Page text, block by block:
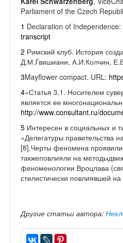
Parliament of the Czech
1 Declaration of
transcript
2 Римский клуб. История
Д.М.Гвишиани, А.И.Колчин,
3Mayflower compact. URL:
4«Статья 3.1. Носителем
является ее
http://www.consultant.ru/
5 Интересен в социальных и
«Делегатуры правительства
[8].Черты феномена
такжеповлияли на
феноменологии Вроцлава
стилистически повлиявшей
Другие статьи автора: